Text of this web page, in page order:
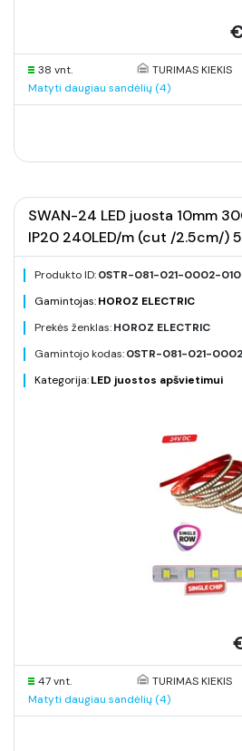
38 vnt.
TURIMAS KIEKIS
Matyti daugiau sandėlių (4)
SWAN-24 LED juosta 10mm
IP20 240LED/m (cut /2.5cm/)
Produkto ID:0STR-081-021-0002-010
Gamintojas:HOROZ ELECTRIC
Prekės ženklas:HOROZ ELECTRIC
Gamintojo kodas:0STR-081-021-
Kategorija:LED juostos apšvietimui
47 vnt.
TURIMAS KIEKIS
Matyti daugiau sandėlių (4)